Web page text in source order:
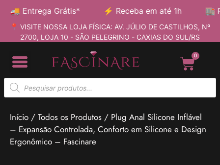
Entrega Grátis* Receba em até 1h
📍 VISITE NOSSA LOJA FÍSICA: AV. JÚLIO DE CASTILHOS, Nº
2700, LOJA 10 - SÃO PELEGRINO - CAXIAS DO SUL/RS
0
Início / Todos os Produtos / Plug Anal Silicone Inflável
– Expansão Controlada, Conforto em Silicone e Design
Ergonômico – Fascinare